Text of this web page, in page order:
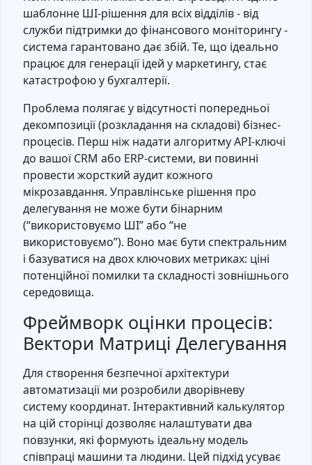
шаблонне ШІ-рішення для всіх відділів - від
служби підтримки до фінансового моніторингу -
система гарантовано дає збій. Те, що ідеально
працює для генерації ідей у маркетингу, стає
катастрофою у бухгалтерії.
Проблема полягає у відсутності попередньої
декомпозиції (розкладання на складові) бізнес-
процесів. Перш ніж надати алгоритму API-ключі
до вашої CRM або ERP-системи, ви повинні
провести жорсткий аудит кожного
мікрозавдання. Управлінське рішення про
делегування не може бути бінарним
(“використовуємо ШІ” або “не
використовуємо”). Воно має бути спектральним
і базуватися на двох ключових метриках: ціні
потенційної помилки та складності зовнішнього
середовища.
Фреймворк оцінки процесів:
Вектори Матриці Делегування
Для створення безпечної архітектури
автоматизації ми розробили дворівневу
систему координат. Інтерактивний калькулятор
на цій сторінці дозволяє налаштувати два
повзунки, які формують ідеальну модель
співпраці машини та людини. Цей підхід усуває